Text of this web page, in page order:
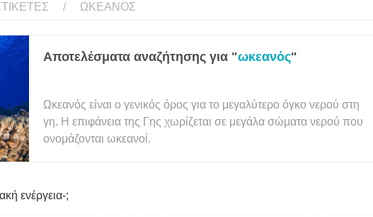
ΩΚΕΑΝΌΣ
Αποτελέσματα αναζήτησης για "ωκεανός"
Ωκεανός είναι ο γενικός όρος για το μεγαλύτερο όγκο νερού στη
γη. Η επιφάνεια της Γης χωρίζεται σε μεγάλα σώματα νερού που
ονομάζονται ωκεανοί.
ενέργεια-;